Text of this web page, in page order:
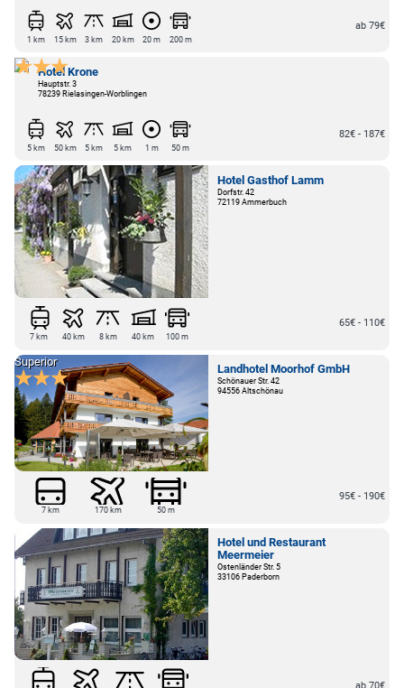
1 km 15 km 3 km 20 km 20 m 200 m
ab 79€
Hotel Krone
Hauptstr. 3
78239 Rielasingen-Worblingen
5 km 50 km 5 km 5 km 1 m 50 m
82€ - 187€
Hotel Gasthof Lamm
Dorfstr. 42
72119 Ammerbuch
7 km 40 km 8 km 40 km 100 m
65€ - 110€
Landhotel Moorhof GmbH
Schönauer Str. 42
94556 Altschönau
Superior
7 km 170 km 50 m
95€ - 190€
Hotel und Restaurant
Meermeier
Ostenländer Str. 5
33106 Paderborn